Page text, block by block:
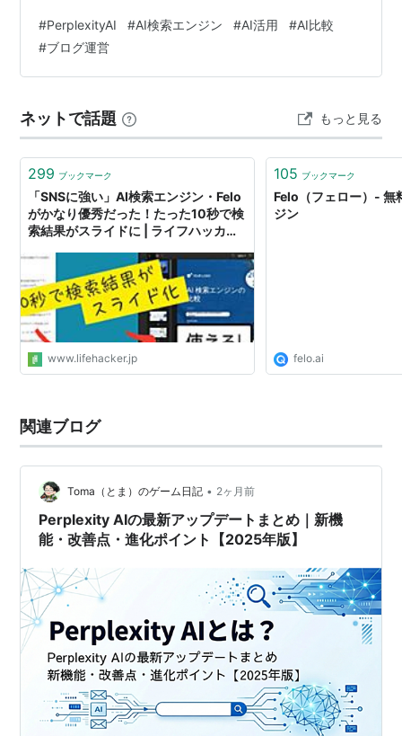
です。 この記事でわかること Perplexity AIの特徴と全体
像 強み・弱点の総まとめ ChatGPT・Geminiとの違い ブ
ログ運営・SEOでの最適な使い方 危険性・注意点の総括
#PerplexityAI #AI検索エンジン #AI活用 #AI比較
#ブログ運営
ネットで話題 もっと見る
299 ブックマーク
「SNSに強い」AI検索エンジン・Felo
がかなり優秀だった！たった10秒で検
索結果がスライドに | ライフハッカ
www.lifehacker.jp
105 ブックマーク
Felo（フェロー）- 無
ジン
felo.ai
関連ブログ
Toma（とま）のゲーム日記 • 2ヶ月前
Perplexity AIの最新アップデートまとめ｜新機
能・改善点・進化ポイント【2025年版】